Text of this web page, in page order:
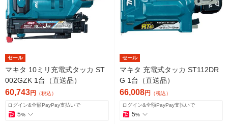
セール
マキタ 10ミリ充電式タッカ ST
002GZK 1台（直送品）
60,743円 （税込）
ログイン&全額PayPay支払いで
5%
セール
マキタ 充電式タッカ ST112DR
G 1台（直送品）
66,008円 （税込）
ログイン&全額PayPay支払いで
5%